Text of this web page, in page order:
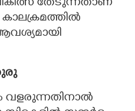
തേടുന്നതാണ്
കാലക്രമത്തിൽ